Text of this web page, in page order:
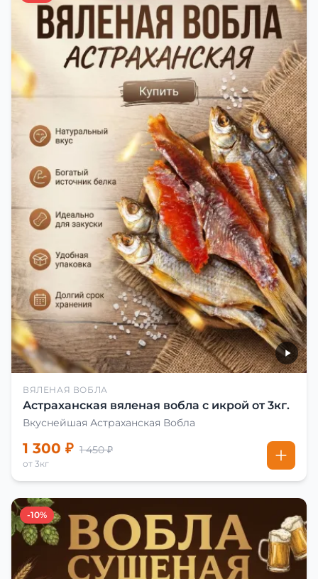
ВЯЛЕНАЯ ВОБЛА
Астраханская вяленая вобла с икрой от 3кг.
Вкуснейшая Астраханская Вобла
1 300 ₽ 1 450 ₽
от 3кг
-10%